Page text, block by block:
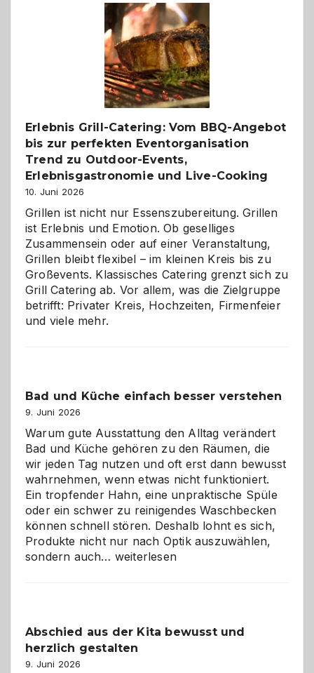
–
die
Gelegenheit,
neue
Reiseziele
zu
entdecken
Erlebnis Grill-Catering: Vom BBQ-Angebot
bis zur perfekten Eventorganisation
Trend zu Outdoor-Events,
Erlebnisgastronomie und Live-Cooking
10. Juni 2026
Grillen ist nicht nur Essenszubereitung. Grillen
ist Erlebnis und Emotion. Ob geselliges
Zusammensein oder auf einer Veranstaltung,
Grillen bleibt flexibel – im kleinen Kreis bis zu
Großevents. Klassisches Catering grenzt sich zu
Grill Catering ab. Vor allem, was die Zielgruppe
betrifft: Privater Kreis, Hochzeiten, Firmenfeier
und viele mehr.
Bad und Küche einfach besser verstehen
9. Juni 2026
Warum gute Ausstattung den Alltag verändert
Bad und Küche gehören zu den Räumen, die
wir jeden Tag nutzen und oft erst dann bewusst
wahrnehmen, wenn etwas nicht funktioniert.
Ein tropfender Hahn, eine unpraktische Spüle
oder ein schwer zu reinigendes Waschbecken
können schnell stören. Deshalb lohnt es sich,
Produkte nicht nur nach Optik auszuwählen,
sondern auch… Bad
verstehen
weiterlesen
Abschied aus der Kita bewusst und
herzlich gestalten
9. Juni 2026